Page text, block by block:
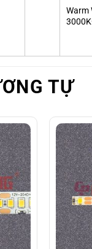
Warm
TỰ